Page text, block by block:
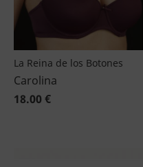
La Reina de los Botones
Carolina
18.00 €